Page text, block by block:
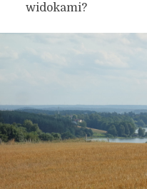
widokami?